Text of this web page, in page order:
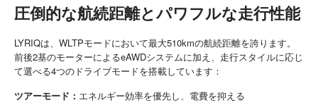
圧倒的な航続距離とパワフルな走行性能
LYRIQは、WLTPモードにおいて最大510kmの航続距離を誇ります。
前後2基のモーターによるeAWDシステムに加え、走行スタイルに応じ
て選べる4つのドライブモードを搭載しています：
ツアーモード： エネルギー効率を優先し、電費を抑える